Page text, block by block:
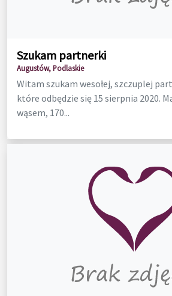
Szukam partnerki
Augustów, Podlaskie
Witam szukam wesołej, szczuplej
które odbędzie się 15 sierpnia 2020.
wąsem, 170...